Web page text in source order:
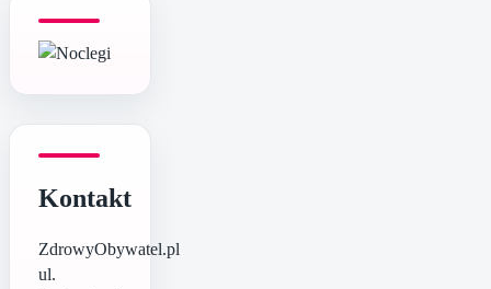
Kontakt
ZdrowyObywatel.pl
ul.